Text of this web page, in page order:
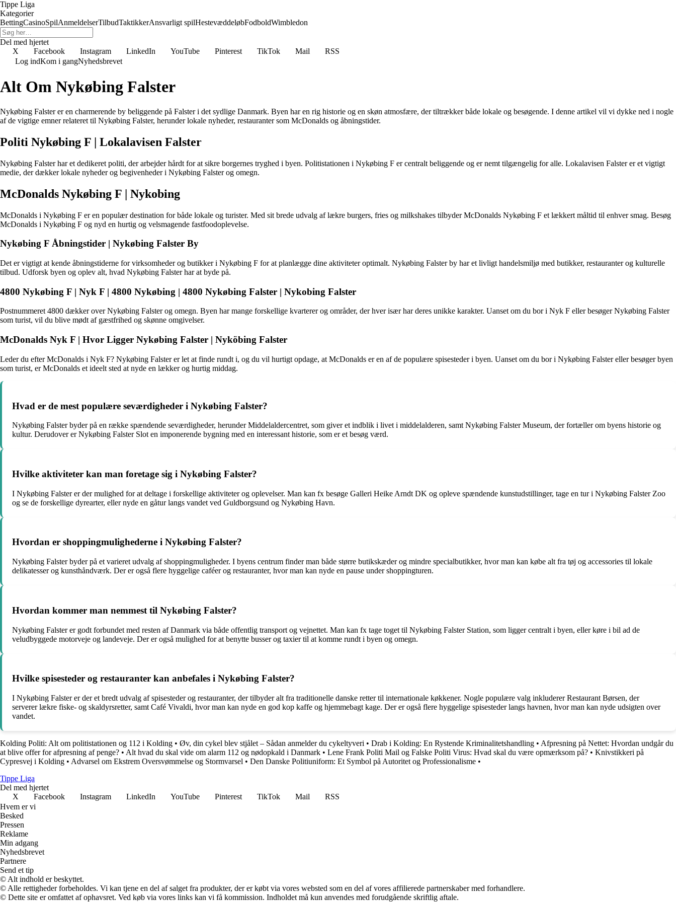
Tippe Liga
Kategorier
BettingCasinoSpilAnmeldelserTilbudTaktikkerAnsvarligt spilHestevæddeløbFodboldWimbledon
Del med hjertet
X
Facebook Instagram LinkedIn YouTube Pinterest TikTok Mail
RSS
Log indKom i gangNyhedsbrevet
Alt Om Nykøbing Falster
Nykøbing Falster er en charmerende by beliggende på Falster i det sydlige Danmark. Byen har en rig historie og en skøn atmosfære, der tiltrækker både lokale og besøgende. I denne artikel vil vi dykke ned i nogle
af de vigtige emner relateret til Nykøbing Falster, herunder lokale nyheder, restauranter som McDonalds og åbningstider.
Politi Nykøbing F | Lokalavisen Falster
Nykøbing Falster har et dedikeret politi, der arbejder hårdt for at sikre borgernes tryghed i byen. Politistationen i Nykøbing F er centralt beliggende og er nemt tilgængelig for alle. Lokalavisen Falster er et vigtigt
medie, der dækker lokale nyheder og begivenheder i Nykøbing Falster og omegn.
McDonalds Nykøbing F | Nykobing
McDonalds i Nykøbing F er en populær destination for både lokale og turister. Med sit brede udvalg af lækre burgers, fries og milkshakes tilbyder McDonalds Nykøbing F et lækkert måltid til enhver smag. Besøg
McDonalds i Nykøbing F og nyd en hurtig og velsmagende fastfoodoplevelse.
Nykøbing F Åbningstider | Nykøbing Falster By
Det er vigtigt at kende åbningstiderne for virksomheder og butikker i Nykøbing F for at planlægge dine aktiviteter optimalt. Nykøbing Falster by har et livligt handelsmiljø med butikker, restauranter og kulturelle
tilbud. Udforsk byen og oplev alt, hvad Nykøbing Falster har at byde på.
4800 Nykøbing F | Nyk F | 4800 Nykøbing | 4800 Nykøbing Falster | Nykobing Falster
Postnummeret 4800 dækker over Nykøbing Falster og omegn. Byen har mange forskellige kvarterer og områder, der hver især har deres unikke karakter. Uanset om du bor i Nyk F eller besøger Nykøbing Falster
som turist, vil du blive mødt af gæstfrihed og skønne omgivelser.
McDonalds Nyk F | Hvor Ligger Nykøbing Falster | Nyköbing Falster
Leder du efter McDonalds i Nyk F? Nykøbing Falster er let at finde rundt i, og du vil hurtigt opdage, at McDonalds er en af de populære spisesteder i byen. Uanset om du bor i Nykøbing Falster eller besøger byen
som turist, er McDonalds et ideelt sted at nyde en lækker og hurtig middag.
Hvad er de mest populære seværdigheder i Nykøbing Falster?
Nykøbing Falster byder på en række spændende seværdigheder, herunder Middelaldercentret, som giver et indblik i livet i middelalderen, samt Nykøbing Falster Museum, der fortæller om byens historie og
kultur. Derudover er Nykøbing Falster Slot en imponerende bygning med en interessant historie, som er et besøg værd.
Hvilke aktiviteter kan man foretage sig i Nykøbing Falster?
I Nykøbing Falster er der mulighed for at deltage i forskellige aktiviteter og oplevelser. Man kan fx besøge Galleri Heike Arndt DK og opleve spændende kunstudstillinger, tage en tur i Nykøbing Falster Zoo
og se de forskellige dyrearter, eller nyde en gåtur langs vandet ved Guldborgsund og Nykøbing Havn.
Hvordan er shoppingmulighederne i Nykøbing Falster?
Nykøbing Falster byder på et varieret udvalg af shoppingmuligheder. I byens centrum finder man både større butikskæder og mindre specialbutikker, hvor man kan købe alt fra tøj og accessories til lokale
delikatesser og kunsthåndværk. Der er også flere hyggelige caféer og restauranter, hvor man kan nyde en pause under shoppingturen.
Hvordan kommer man nemmest til Nykøbing Falster?
Nykøbing Falster er godt forbundet med resten af Danmark via både offentlig transport og vejnettet. Man kan fx tage toget til Nykøbing Falster Station, som ligger centralt i byen, eller køre i bil ad de
veludbyggede motorveje og landeveje. Der er også mulighed for at benytte busser og taxier til at komme rundt i byen og omegn.
Hvilke spisesteder og restauranter kan anbefales i Nykøbing Falster?
I Nykøbing Falster er der et bredt udvalg af spisesteder og restauranter, der tilbyder alt fra traditionelle danske retter til internationale køkkener. Nogle populære valg inkluderer Restaurant Børsen, der
serverer lækre fiske- og skaldyrsretter, samt Café Vivaldi, hvor man kan nyde en god kop kaffe og hjemmebagt kage. Der er også flere hyggelige spisesteder langs havnen, hvor man kan nyde udsigten over
vandet.
Kolding Politi: Alt om politistationen og 112 i Kolding • Øv, din cykel blev stjålet – Sådan anmelder du cykeltyveri • Drab i Kolding: En Rystende Kriminalitetshandling • Afpresning på Nettet: Hvordan undgår du
at blive offer for afpresning af penge? • Alt hvad du skal vide om alarm 112 og nødopkald i Danmark • Lene Frank Politi Mail og Falske Politi Virus: Hvad skal du være opmærksom på? • Knivstikkeri på
Cypresvej i Kolding • Advarsel om Ekstrem Oversvømmelse og Stormvarsel • Den Danske Politiuniform: Et Symbol på Autoritet og Professionalisme •
Tippe Liga
Del med hjertet
X
Facebook Instagram LinkedIn YouTube Pinterest TikTok Mail
RSS
Hvem er vi
Besked
Pressen
Reklame
Min adgang
Nyhedsbrevet
Partnere
Send et tip
© Alt indhold er beskyttet.
© Alle rettigheder forbeholdes. Vi kan tjene en del af salget fra produkter, der er købt via vores websted som en del af vores affilierede partnerskaber med forhandlere.
© Dette site er omfattet af ophavsret. Ved køb via vores links kan vi få kommission. Indholdet må kun anvendes med forudgående skriftlig aftale.